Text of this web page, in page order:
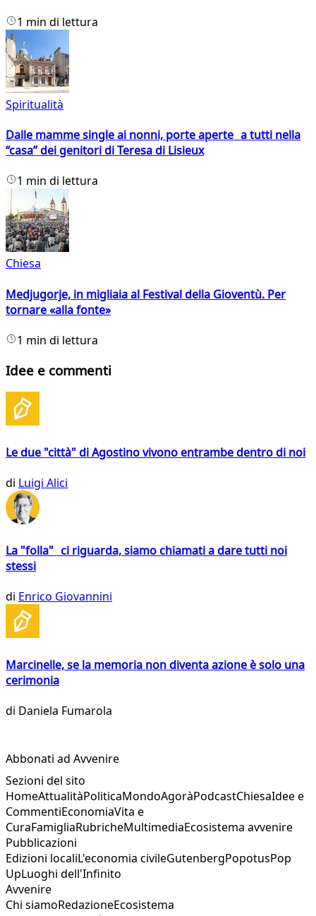
1 min di lettura
Spiritualità
Dalle mamme single ai nonni, porte aperte a tutti nella
“casa” dei genitori di Teresa di Lisieux
1 min di lettura
Chiesa
Medjugorje, in migliaia al Festival della Gioventù. Per
tornare «alla fonte»
1 min di lettura
Idee e commenti
Le due "città" di Agostino vivono entrambe dentro di noi
di Luigi Alici
La "folla" ci riguarda, siamo chiamati a dare tutti noi
stessi
di Enrico Giovannini
Marcinelle, se la memoria non diventa azione è solo una
cerimonia
di Daniela Fumarola
Abbonati ad Avvenire
Sezioni del sito
HomeAttualitàPoliticaMondoAgoràPodcastChiesaIdee e
CommentiEconomiaVita e
CuraFamigliaRubricheMultimediaEcosistema avvenire
Pubblicazioni
Edizioni localiL'economia civileGutenbergPopotusPop
UpLuoghi dell'Infinito
Avvenire
Chi siamoRedazioneEcosistema